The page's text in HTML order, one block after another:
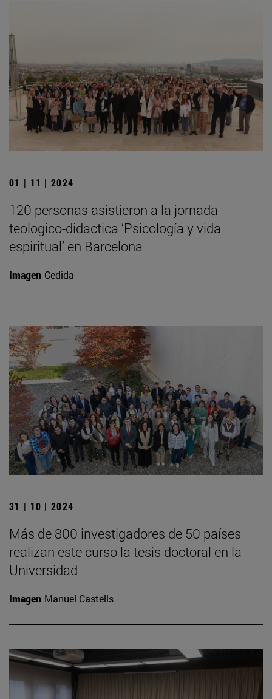
01 | 11 | 2024
120 personas asistieron a la jornada
teologico-didactica ‘Psicología y vida
espiritual’ en Barcelona
Imagen Cedida
31 | 10 | 2024
Más de 800 investigadores de 50 países
realizan este curso la tesis doctoral en la
Universidad
Imagen Manuel Castells